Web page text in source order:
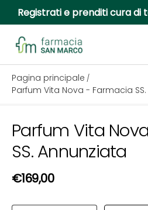
Passa ai contenuti
Registrati e prenditi cura di
Farmacia San Marco
Pagina principale /
Parfum Vita Nova - Farmacia
Passa alle informazioni sul
Parfum Vita
SS. Annunziata
Prezzo normale
€169,00